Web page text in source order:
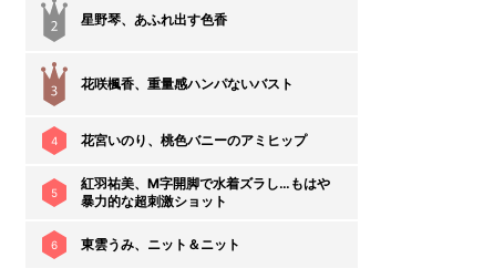
星野琴、あふれ出す色香
花咲楓香、重量感ハンパないバスト
4 花宮いのり、桃色バニーのアミヒップ
5
紅羽祐美、M字開脚で水着ズラし…もはや
暴力的な超刺激ショット
6 東雲うみ、ニット＆ニット